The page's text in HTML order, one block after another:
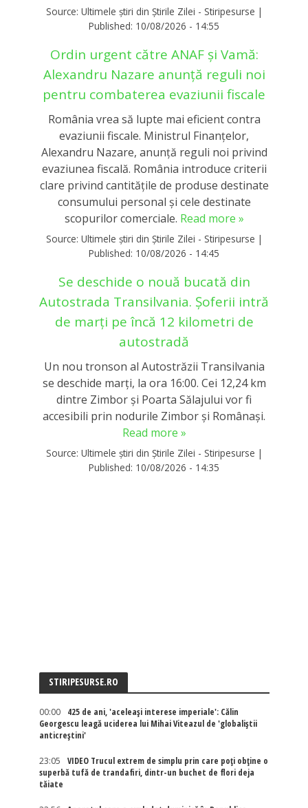
Source: Ultimele știri din Știrile Zilei - Stiripesurse |
Published: 10/08/2026 - 14:55
Ordin urgent către ANAF și Vamă:
Alexandru Nazare anunță reguli noi
pentru combaterea evaziunii fiscale
România vrea să lupte mai eficient contra
evaziunii fiscale. Ministrul Finanțelor,
Alexandru Nazare, anunță reguli noi privind
evaziunea fiscală. România introduce criterii
clare privind cantitățile de produse destinate
consumului personal și cele destinate
scopurilor comerciale. Read more »
Source: Ultimele știri din Știrile Zilei - Stiripesurse |
Published: 10/08/2026 - 14:45
Se deschide o nouă bucată din
Autostrada Transilvania. Șoferii intră
de marți pe încă 12 kilometri de
autostradă
Un nou tronson al Autostrăzii Transilvania
se deschide marți, la ora 16:00. Cei 12,24 km
dintre Zimbor și Poarta Sălajului vor fi
accesibili prin nodurile Zimbor și Românași.
Read more »
Source: Ultimele știri din Știrile Zilei - Stiripesurse |
Published: 10/08/2026 - 14:35
STIRIPESURSE.RO
00:00
425 de ani, 'aceleași interese imperiale': Călin
Georgescu leagă uciderea lui Mihai Viteazul de 'globaliștii
anticreștini'
23:05
VIDEO Trucul extrem de simplu prin care poți obține o
superbă tufă de trandafiri, dintr-un buchet de flori deja
tăiate